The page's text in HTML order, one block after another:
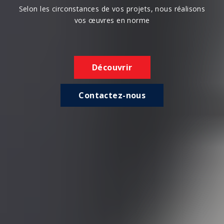
Selon les circonstances de vos projets, nous réalisons
vos œuvres en norme
Découvrir
Contactez-nous